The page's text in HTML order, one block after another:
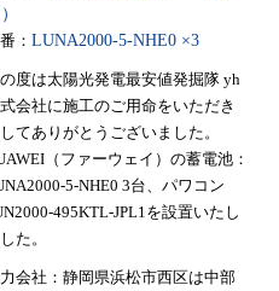
： LUNA2000-5-NHE0 ×3
度は太陽光発電最安値発掘隊 yh
会社に施工のご用命をいただき
てありがとうございました。
（ファーウェイ）の蓄電池：
5-NHE0 3台、パワコン
495KTL-JPL1を設置いたし
た。
会社：静岡県浜松市西区は中部